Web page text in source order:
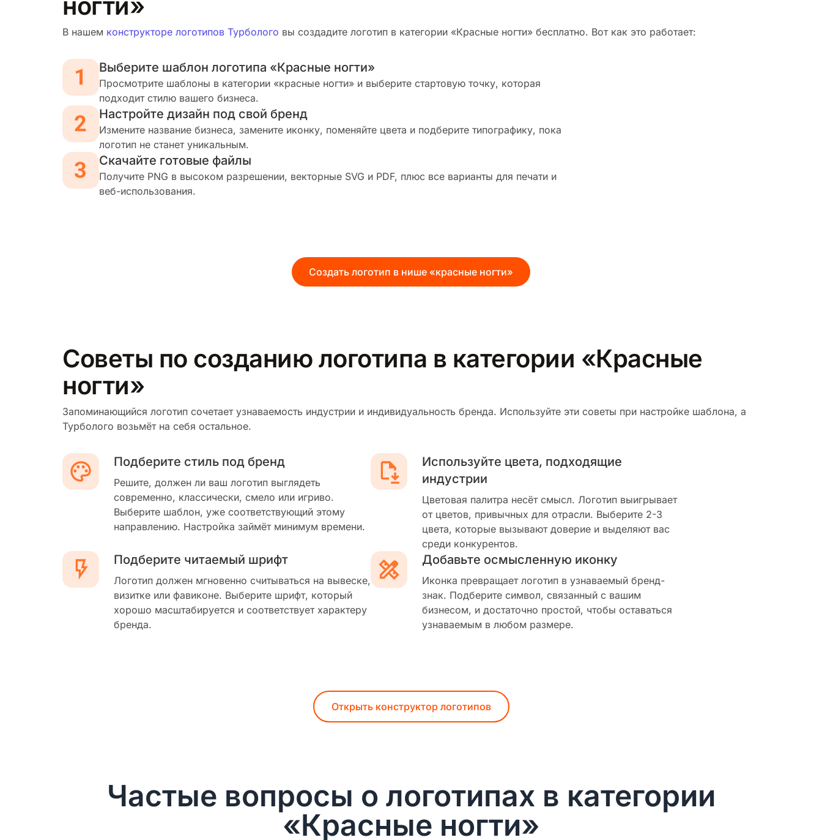
В нашем конструкторе логотипов Турболого вы создадите логотип в категории «Красные ногти» бесплатно. Вот как это работает:
Выберите шаблон логотипа «Красные ногти»
Просмотрите шаблоны в категории «красные ногти» и выберите стартовую точку, которая
подходит стилю вашего бизнеса.
Настройте дизайн под свой бренд
Измените название бизнеса, замените иконку, поменяйте цвета и подберите типографику, пока
логотип не станет уникальным.
Скачайте готовые файлы
Получите PNG в высоком разрешении, векторные SVG и PDF, плюс все варианты для печати и
веб-использования.
Создать логотип в нише «красные ногти»
Советы по созданию логотипа в категории «Красные
ногти»
Запоминающийся логотип сочетает узнаваемость индустрии и индивидуальность бренда. Используйте эти советы при настройке шаблона, а
Турболого возьмёт на себя остальное.
Подберите стиль под бренд
Решите, должен ли ваш логотип выглядеть
современно, классически, смело или игриво.
Выберите шаблон, уже соответствующий этому
направлению. Настройка займёт минимум времени.
Используйте цвета, подходящие
индустрии
Цветовая палитра несёт смысл. Логотип выигрывает
от цветов, привычных для отрасли. Выберите 2-3
цвета, которые вызывают доверие и выделяют вас
среди конкурентов.
Подберите читаемый шрифт
Логотип должен мгновенно считываться на вывеске,
визитке или фавиконе. Выберите шрифт, который
хорошо масштабируется и соответствует характеру
бренда.
Добавьте осмысленную иконку
Иконка превращает логотип в узнаваемый бренд-
знак. Подберите символ, связанный с вашим
бизнесом, и достаточно простой, чтобы оставаться
узнаваемым в любом размере.
Открыть конструктор логотипов
Частые вопросы о логотипах в категории
«Красные ногти»